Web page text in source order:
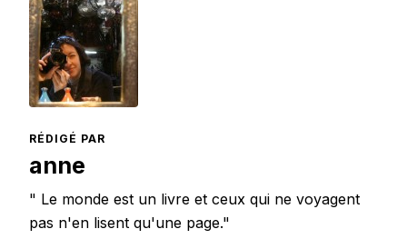
RÉDIGÉ PAR
anne
" Le monde est un livre et ceux qui ne voyagent
pas n'en lisent qu'une page."